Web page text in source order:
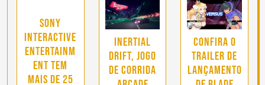
Sony
Interactive
Entertainm
ent tem
mais de 25
Inertial
Drift, jogo
de corrida
Confira o
trailer de
lançamento